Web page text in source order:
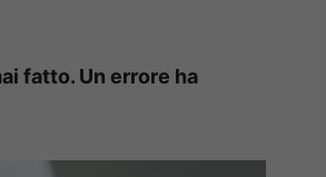
fatto. Un errore ha